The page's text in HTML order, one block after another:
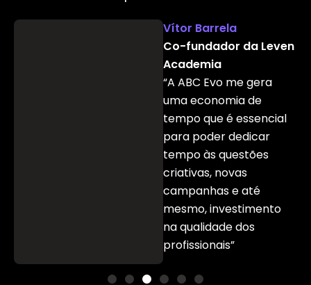
Vítor Barrela
Co-fundador da Leven
Academia
“A ABC Evo me gera
uma economia de
tempo que é essencial
para poder dedicar
tempo às questões
criativas, novas
campanhas e até
mesmo, investimento
na qualidade dos
profissionais”